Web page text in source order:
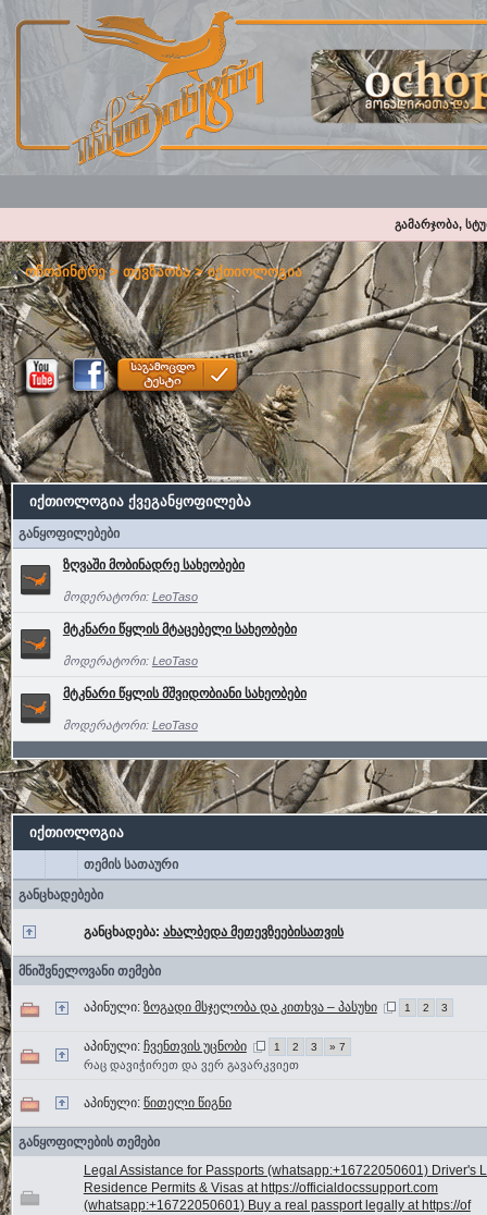
გამარჯობა,
ოჩოპინტრე>თევზაობა>იქთიოლოგია
იქთიოლოგია ქვეგანყოფილება
განყოფილებები
ზღვაში მობინადრე სახეობები
მოდერატორი: LeoTaso
მტკნარი წყლის მტაცებელი სახეობები
მოდერატორი: LeoTaso
მტკნარი წყლის მშვიდობიანი სახეობები
მოდერატორი: LeoTaso
იქთიოლოგია
თემის სათაური
განცხადებები
განცხადება: ახალბედა მეთევზეებისათვის
მნიშვნელოვანი თემები
აპინული: ზოგადი მსჯელობა და კითხვა – პასუხი 1 2 3
აპინული: ჩვენთვის უცნობი 1 2 3 » 7
რაც დავიჭირეთ და ვერ გავარკვიეთ
აპინული: წითელი წიგნი
განყოფილების თემები
Legal Assistance for Passports (whatsapp:+16722050601) Driver's
Residence Permits & Visas at https://officialdocssupport.com
(whatsapp:+16722050601) Buy a real passport legally at https://of